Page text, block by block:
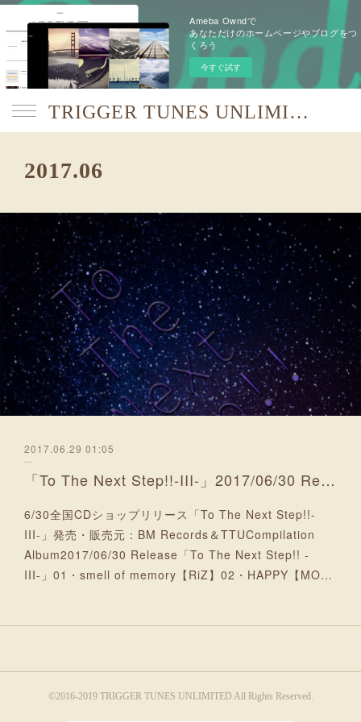
Ameba Owndで
あなただけのホームページやブログをつ
くろう
今すぐ試す
TRIGGER TUNES UNLIMITED【TTU】
2017.06
2017.06.29 01:05
「To The Next Step!!-III-」2017/06/30 Release
6/30全国CDショップリリース「To The Next Step!!-
III-」発売・販売元：BM Records＆TTUCompilation
Album2017/06/30 Release「To The Next Step!! -
III-」01・smell of memory【RiZ】02・HAPPY【MO…
©2016-2019 TRIGGER TUNES UNLIMITED All Rights Reserved.